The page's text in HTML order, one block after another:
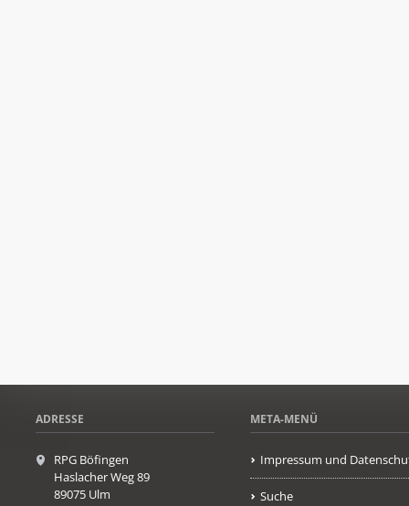
ADRESSE
RPG Böfingen
Haslacher Weg 89
89075 Ulm
META-MENÜ
Impressum und
Suche